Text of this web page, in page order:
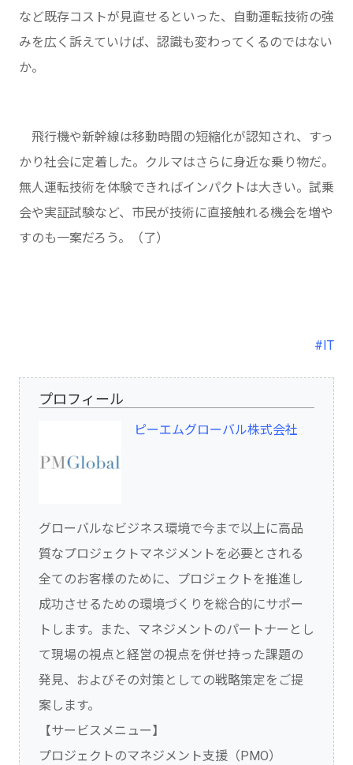
など既存コストが見直せるといった、自動運転技術の強
みを広く訴えていけば、認識も変わってくるのではない
か。
飛行機や新幹線は移動時間の短縮化が認知され、すっ
かり社会に定着した。クルマはさらに身近な乗り物だ。
無人運転技術を体験できればインパクトは大きい。試乗
会や実証試験など、市民が技術に直接触れる機会を増や
すのも一案だろう。（了）
#IT
プロフィール
ピーエムグローバル株式会社
グローバルなビジネス環境で今まで以上に高品
質なプロジェクトマネジメントを必要とされる
全てのお客様のために、プロジェクトを推進し
成功させるための環境づくりを総合的にサポー
トします。また、マネジメントのパートナーとし
て現場の視点と経営の視点を併せ持った課題の
発見、およびその対策としての戦略策定をご提
案します。
【サービスメニュー】
プロジェクトのマネジメント支援（PMO）